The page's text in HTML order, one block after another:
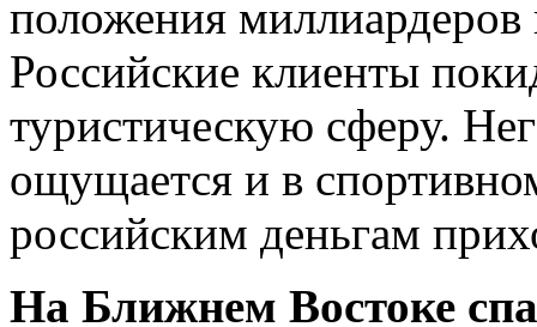
положения миллиардеров
Российские клиенты
туристическую сферу.
ощущается и в
российским деньгам
На Ближнем Востоке